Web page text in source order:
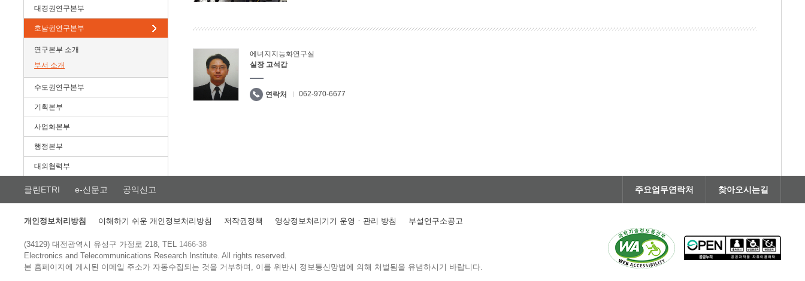
대경권연구본부
호남권연구본부
연구본부 소개
부서 소개
수도권연구본부
기획본부
사업화본부
행정본부
대외협력부
에너지지능화연구실
실장 고석갑
연락처 062-970-6677
클린ETRI e-신문고 공익신고 주요업무연락처 찾아오시는길
개인정보처리방침 이해하기 쉬운 개인정보처리방침 저작권정책 영상정보처리기기 운영ㆍ관리 방침 부설연구소공고
(34129) 대전광역시 유성구 가정로 218, TEL 1466-38
Electronics and Telecommunications Research Institute.All rights reserved.
본 홈페이지에 게시된 이메일 주소가 자동수집되는 것을 거부하며, 이를 위반시 정보통신망법에 의해 처벌됨을 유념하시기 바랍니다.